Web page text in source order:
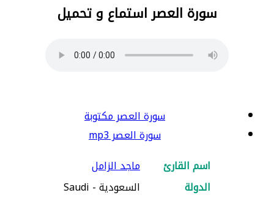
سورة العصر استماع و تحميل
سورة العصر مكتوبة
سورة العصر mp3
اسم القارئ
ماجد الزامل
الدولة
السعودية - Saudi